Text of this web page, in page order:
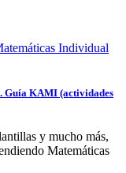
Guía KAMI (actividades
y mucho más,
Matemáticas